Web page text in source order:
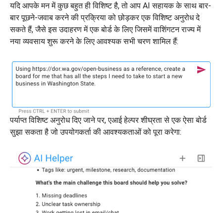
यदि आपके मन में कुछ बहुत ही विशिष्ट है, तो आप AI सहायक के साथ बार-
बार पूछने-जवाब करने की प्रक्रिया को छोड़कर एक विशिष्ट अनुरोध दे
सकते हैं, जैसे इस उदाहरण में एक बोर्ड के लिए जिसमें वाशिंगटन राज्य में
नया व्यवसाय शुरू करने के लिए आवश्यक सभी चरण शामिल हैं:
पर्याप्त विशिष्ट अनुरोध दिए जाने पर, एआई हेल्पर शीघ्रता से एक ऐसा बोर्ड
सुझा सकता है जो उपयोगकर्ता की आवश्यकताओं को पूरा करेगा: